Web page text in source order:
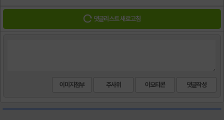
댓글리스트 새로고침
이미지첨부 주사위 이모티콘